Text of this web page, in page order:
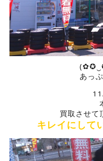
あっ
買取させて
キレイにして